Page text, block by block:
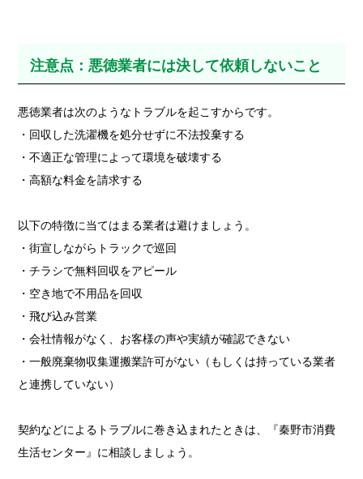
注意点：悪徳業者には決して依頼しないこと
悪徳業者は次のようなトラブルを起こすからです。
・回収した洗濯機を処分せずに不法投棄する
・不適正な管理によって環境を破壊する
・高額な料金を請求する
以下の特徴に当てはまる業者は避けましょう。
・街宣しながらトラックで巡回
・チラシで無料回収をアピール
・空き地で不用品を回収
・飛び込み営業
・会社情報がなく、お客様の声や実績が確認できない
・一般廃棄物収集運搬業許可がない（もしくは持っている業者
と連携していない）
契約などによるトラブルに巻き込まれたときは、『秦野市消費
生活センター』に相談しましょう。